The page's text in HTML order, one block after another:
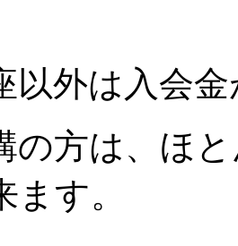
以外は入会
の方は、ほ
す。